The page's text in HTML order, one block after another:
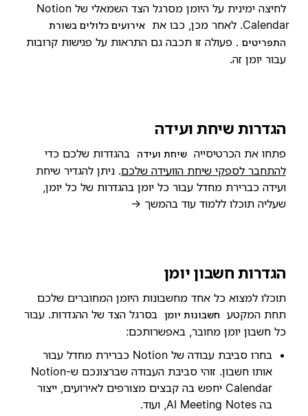
לחיצה ימינית על היומן מסרגל הצד השמאלי של Notion
Calendar. לאחר מכן, כבו את
אירועים כלולים בשורת
התפריטים . פעולה זו תכבה גם התראות על פגישות קרובות
עבור יומן זה.
הגדרות שיחת ועידה
פתחו את הכרטיסייה שיחת ועידה בהגדרות שלכם כדי
להתחבר לספקי שיחת הוועידה שלכם. ניתן להגדיר שיחת
ועידה כברירת מחדל עבור כל יומן בהגדרות של כל יומן,
שעליה תוכלו ללמוד עוד בהמשך →
הגדרות חשבון יומן
תוכלו למצוא כל אחד מחשבונות היומן המחוברים שלכם
תחת המקטע
חשבונות יומן בסרגל הצד של ההגדרות. עבור
כל חשבון יומן מחובר, באפשרותכם:
בחרו סביבת עבודה של Notion כברירת מחדל עבור
אותו חשבון. זוהי סביבת העבודה שברצונכם ש-Notion
Calendar יחפש בה קבצים מצורפים לאירועים, ייצור
בה AI Meeting Notes, ועוד.